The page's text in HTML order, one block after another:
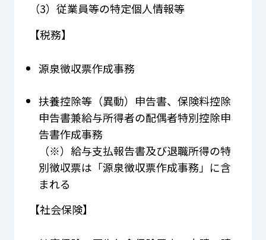
（3）従業員等の特定個人情報等
【税務】
源泉徴収票作成事務
扶養控除等（異動）申告書、保険料控除
申告書兼給与所得者の配偶者特別控除申
告書作成事務
（※）給与支払報告書及び退職所得の特
別徴収票は「源泉徴収票作成事務」に含
まれる
【社会保険】